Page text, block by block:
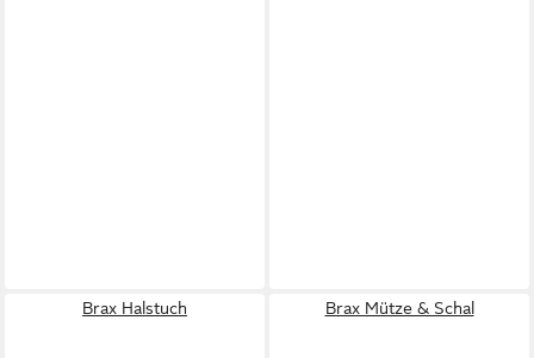
Brax Halstuch Brax Mütze & Schal